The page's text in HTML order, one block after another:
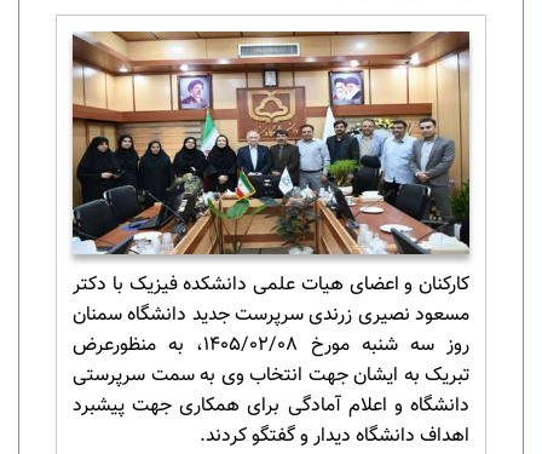
کارکنان و اعضای هیات علمی دانشکده فیزیک با دکتر
مسعود نصیری زرندی سرپرست جدید دانشگاه سمنان
روز سه شنبه مورخ 1405/02/08، به منظورعرض
تبریک به ایشان جهت انتخاب وی به سمت سرپرستی
دانشگاه و اعلام آمادگی برای همکاری جهت پیشبرد
اهداف دانشگاه دیدار و گفتگو کردند.